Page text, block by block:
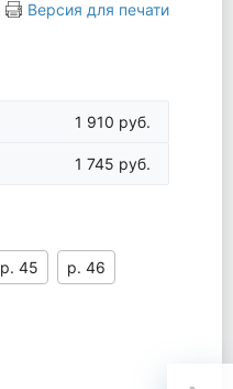
Версия для печати
1 910 руб.
1 745 руб.
р. 45 р. 46